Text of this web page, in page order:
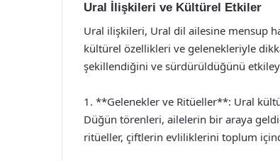
Ural İlişkileri ve Kültürel Etkiler
Ural ilişkileri, Ural dil ailesine mensup
kültürel özellikleri ve gelenekleriyle
şekillendiğini ve sürdürüldüğünü
1. **Gelenekler ve Ritüeller**: Ural
Düğün törenleri, ailelerin bir araya
ritüeller, çiftlerin evliliklerini toplum